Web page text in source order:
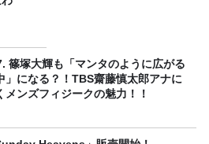
篠塚大輝も「マンタのように広がる
」になる？！TBS齋藤慎太郎アナに
メンズフィジークの魅力！！